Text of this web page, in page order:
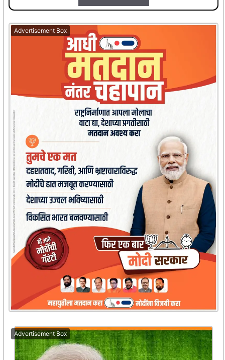
Advertisement Box
Advertisement Box